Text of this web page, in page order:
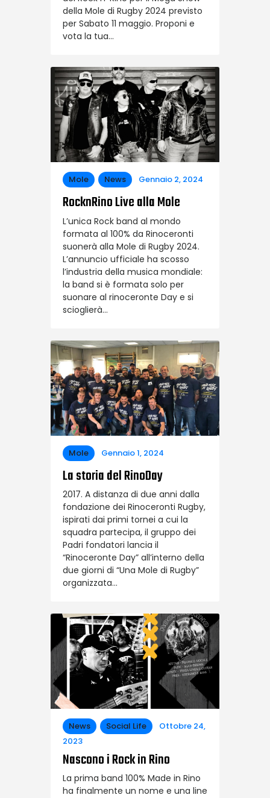
della Mole di Rugby 2024 previsto
per Sabato 11 maggio. Proponi e
vota la tua…
Mole News Gennaio 2, 2024
RocknRino Live alla Mole
L’unica Rock band al mondo
formata al 100% da Rinoceronti
suonerà alla Mole di Rugby 2024.
L’annuncio ufficiale ha scosso
l’industria della musica mondiale:
la band si è formata solo per
suonare al rinoceronte Day e si
scioglierà…
Mole Gennaio 1, 2024
La storia del RinoDay
2017. A distanza di due anni dalla
fondazione dei Rinoceronti Rugby,
ispirati dai primi tornei a cui la
squadra partecipa, il gruppo dei
Padri fondatori lancia il
“Rinoceronte Day” all’interno della
due giorni di “Una Mole di Rugby”
organizzata…
News Social Life
Ottobre 24,
2023
Nascono i Rock in Rino
La prima band 100% Made in Rino
ha finalmente un nome e una line